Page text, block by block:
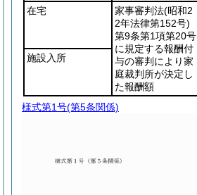
在宅 家事審判法(昭和2
2年法律第152号)
第9条第1項第20号
に規定する報酬付
与の審判により家
庭裁判所が決定し
た報酬額
施設入所
様式第1号(第5条関係)